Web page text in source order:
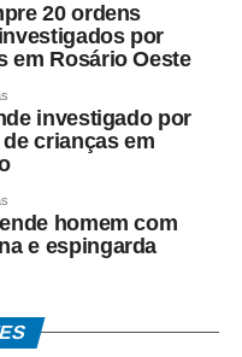
20 ordens
por
em Rosário Oeste
investigado por
crianças em
homem com
e espingarda